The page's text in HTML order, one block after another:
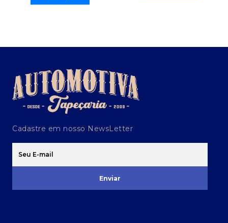
Cadastre em nosso NewsLetter
Enviar